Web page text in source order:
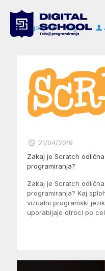
Kategorije Tagi
21/04/2019
Zakaj je Scratch
programiranja?
Zakaj je Scratch
programiranja? Kaj
vizualni programski
uporabljajo otroci po